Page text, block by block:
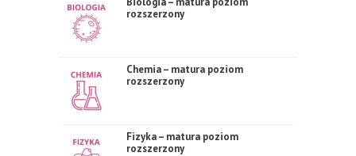
rozszerzony
Chemia – matura poziom
rozszerzony
Fizyka – matura poziom
rozszerzony